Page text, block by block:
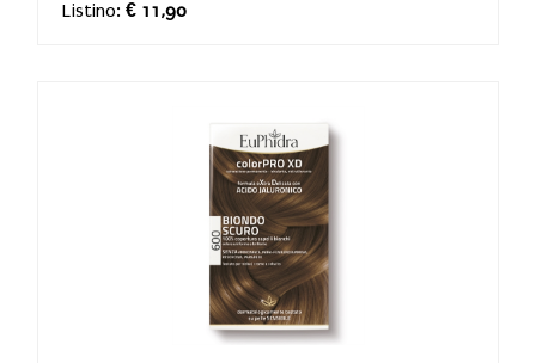
Listino: € 11,90